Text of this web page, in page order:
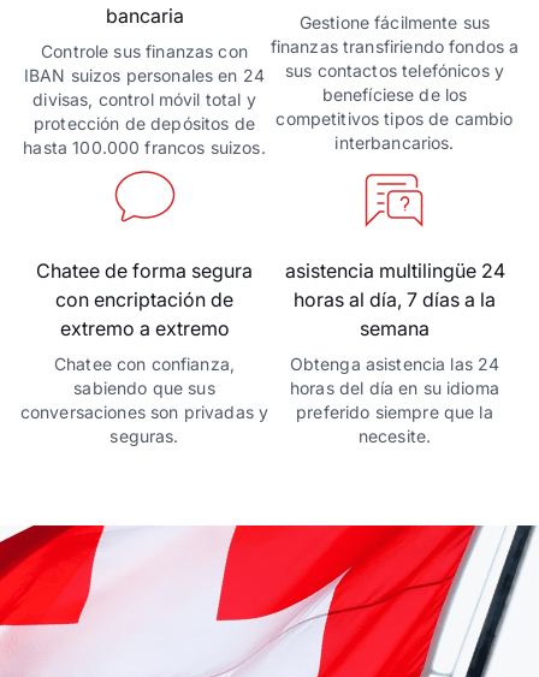
bancaria
Controle sus finanzas con
IBAN suizos personales en 24
divisas, control móvil total y
protección de depósitos de
hasta 100.000 francos suizos.
Gestione fácilmente sus
finanzas transfiriendo fondos a
sus contactos telefónicos y
benefíciese de los
competitivos tipos de cambio
interbancarios.
Chatee de forma segura
con encriptación de
extremo a extremo
Chatee con confianza,
sabiendo que sus
conversaciones son privadas y
seguras.
asistencia multilingüe 24
horas al día, 7 días a la
semana
Obtenga asistencia las 24
horas del día en su idioma
preferido siempre que la
necesite.